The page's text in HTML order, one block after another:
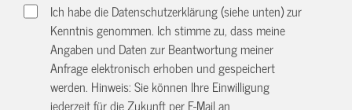
Ich habe die Datenschutzerklärung (siehe unten) zur
Kenntnis genommen. Ich stimme zu, dass meine
Angaben und Daten zur Beantwortung meiner
Anfrage elektronisch erhoben und gespeichert
werden. Hinweis: Sie können Ihre Einwilligung
jederzeit für die Zukunft per E-Mail an